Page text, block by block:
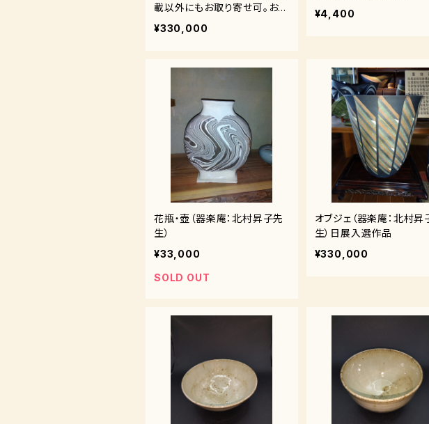
載以外にもお取り寄せ可。お問
合せください。
¥330,000
¥4,400
花瓶・壺（器楽庵：北村昇子先
生）
¥33,000
SOLD OUT
オブジェ（器楽庵：北村昇
生）日展入選作品
¥330,000